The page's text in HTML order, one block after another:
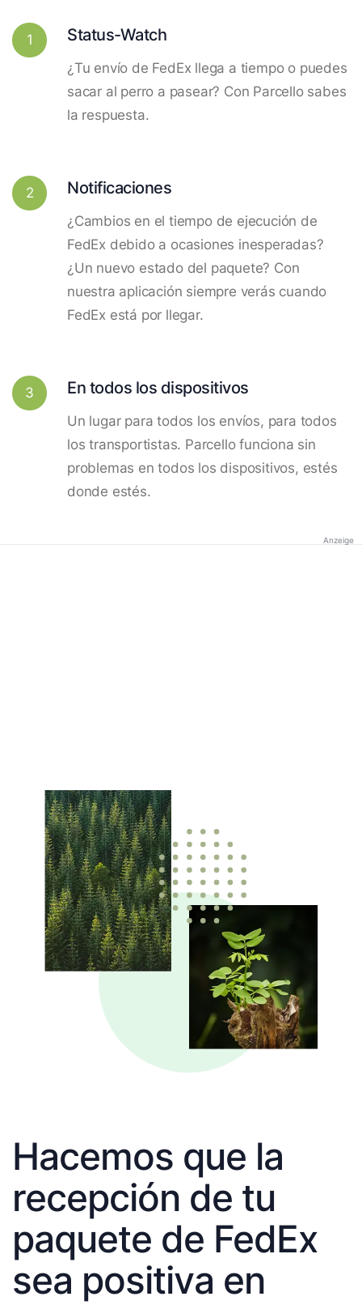
1 Status-Watch
¿Tu envío de FedEx llega a tiempo o puedes
sacar al perro a pasear? Con Parcello sabes
la respuesta.
2 Notificaciones
¿Cambios en el tiempo de ejecución de
FedEx debido a ocasiones inesperadas?
¿Un nuevo estado del paquete? Con
nuestra aplicación siempre verás cuando
FedEx está por llegar.
3 En todos los dispositivos
Un lugar para todos los envíos, para todos
los transportistas. Parcello funciona sin
problemas en todos los dispositivos, estés
donde estés.
Anzeige
Hacemos que la
recepción de tu
paquete de FedEx
sea positiva en